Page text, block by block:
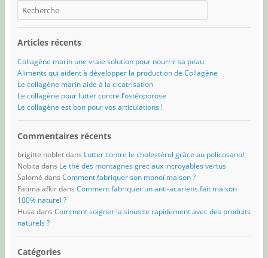
Articles récents
Collagène marin une vraie solution pour nourrir sa peau
Aliments qui aident à développer la production de Collagène
Le collagène marin aide à la cicatrisation
Le collagène pour lutter contre l’ostéoporose
Le collagène est bon pour vos articulations !
Commentaires récents
brigitte nobletdans Lutter contre le cholestérol grâce au policosanol
Nobita dans Le thé des montagnes grec aux incroyables vertus
Salomé dans Comment fabriquer son monoï maison ?
Fatima afkirdans Comment fabriquer un anti-acariens fait maison
100% naturel ?
Husa dans Comment soigner la sinusite rapidement avec des produits
naturels ?
Catégories